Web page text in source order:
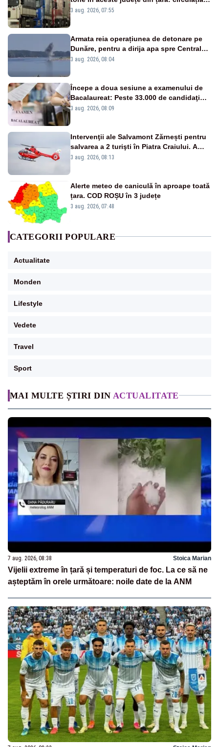
MAI MULTE ȘTIRI DIN ACTUALITATE
7 aug. 2026, 08:38 Stoica Marian
Vijelii extreme în țară și temperaturi de foc. La ce să ne
așteptăm în orele următoare: noile date de la ANM
este interzisă luni, între orele 12:00 și
3 aug. 2026, 07:55
Armata reia operațiunea de detonare pe
Dunăre, pentru a dirija apa spre Centrala
Cernavodă
3 aug. 2026, 08:04
Începe a doua sesiune a examenului de
Bacalaureat: Peste 33.000 de candidaţi
înscrişi
3 aug. 2026, 08:09
Intervenţii ale Salvamont Zărnești pentru
salvarea a 2 turişti în Piatra Craiului. A
fost solicitat elicopterul SMURD
3 aug. 2026, 08:13
Alerte meteo de caniculă în aproape toată
țara. COD ROȘU în 3 județe
3 aug. 2026, 07:48
CATEGORII POPULARE
Actualitate
Monden
Lifestyle
Vedete
Travel
Sport